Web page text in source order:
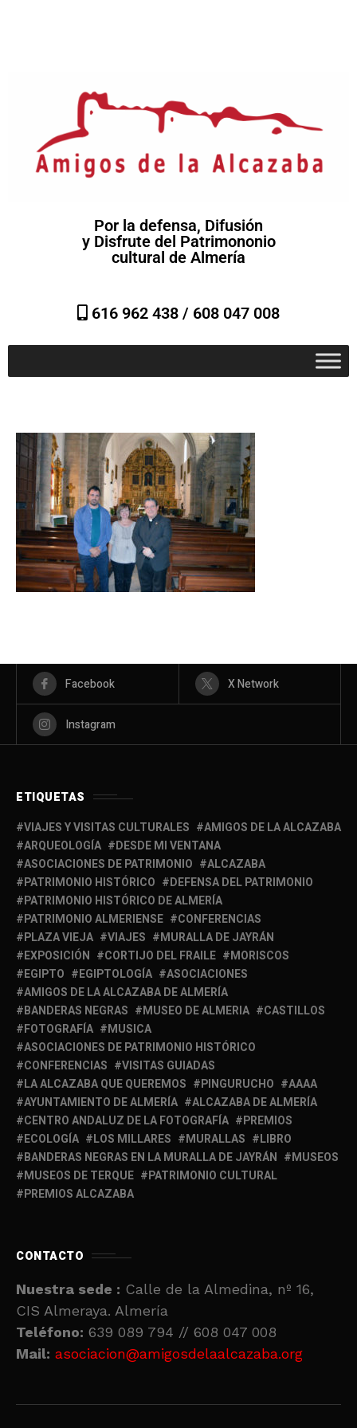
Por la defensa, Difusión
y Disfrute del Patrimononio
cultural de Almería
616 962 438 / 608 047 008
Facebook X Network
Instagram
ETIQUETAS
VIAJES Y VISITAS CULTURALES
AMIGOS DE LA ALCAZABA
ARQUEOLOGÍA
DESDE MI VENTANA
ASOCIACIONES DE PATRIMONIO
ALCAZABA
PATRIMONIO HISTÓRICO
DEFENSA DEL PATRIMONIO
PATRIMONIO HISTÓRICO DE ALMERÍA
PATRIMONIO ALMERIENSE
CONFERENCIAS
PLAZA VIEJA
VIAJES
MURALLA DE JAYRÁN
EXPOSICIÓN
CORTIJO DEL FRAILE
MORISCOS
EGIPTO
EGIPTOLOGÍA
ASOCIACIONES
AMIGOS DE LA ALCAZABA DE ALMERÍA
BANDERAS NEGRAS
MUSEO DE ALMERIA
CASTILLOS
FOTOGRAFÍA
MUSICA
ASOCIACIONES DE PATRIMONIO HISTÓRICO
CONFERENCIAS
VISITAS GUIADAS
LA ALCAZABA QUE QUEREMOS
PINGURUCHO
AAAA
AYUNTAMIENTO DE ALMERÍA
ALCAZABA DE ALMERÍA
CENTRO ANDALUZ DE LA FOTOGRAFÍA
PREMIOS
ECOLOGÍA
LOS MILLARES MURALLAS
LIBRO
BANDERAS NEGRAS EN LA MURALLA DE JAYRÁN
MUSEOS
MUSEOS DE TERQUE
PATRIMONIO CULTURAL
PREMIOS ALCAZABA
CONTACTO
Nuestra sede : Calle de la Almedina, nº 16,
CIS Almeraya. Almería
Teléfono: 639 089 794 // 608 047 008
Mail: asociacion@amigosdelaalcazaba.org